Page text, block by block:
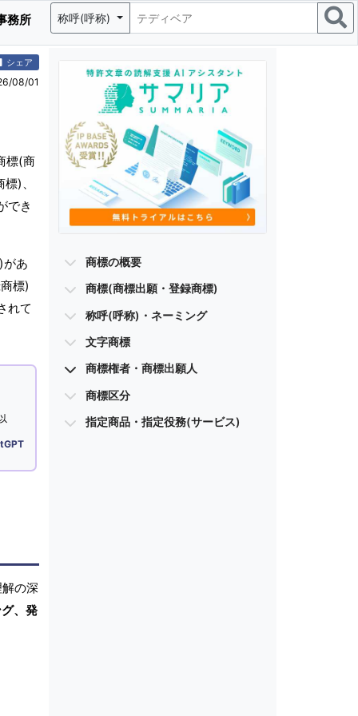
務所 称呼(呼称)
シェア
08/01
標(商
)、
でき
があ
標)
れて
の深
、発
商標の概要
商標(商標出願・登録商標)
称呼(呼称)・ネーミング
文字商標
商標権者・商標出願人
商標区分
指定商品・指定役務(サービス)